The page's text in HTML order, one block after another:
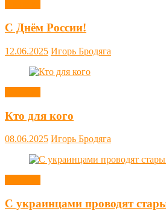
С Днём России!
12.06.2025 Игорь Бродяга
Кто для кого
08.06.2025 Игорь Бродяга
С украинцами проводят